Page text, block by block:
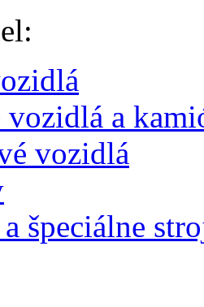
vozidlá a
vozidlá
špeciálne